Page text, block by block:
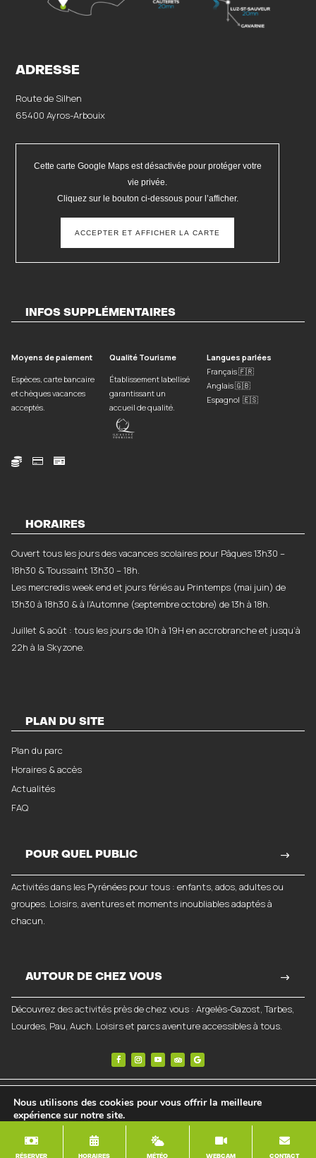
ADRESSE
Route de Silhen
65400 Ayros-Arbouix
Cette carte Google Maps est désactivée pour protéger votre
vie privée.
Cliquez sur le bouton ci-dessous pour l’afficher.
ACCEPTER ET AFFICHER LA CARTE
INFOS SUPPLÉMENTAIRES
Moyens de paiement
Espèces, carte bancaire
et chèques vacances
acceptés.
  
Qualité Tourisme
Établissement labellisé
garantissant un
accueil de qualité.
Langues parlées
Français 🇫🇷
Anglais 🇬🇧
Espagnol 🇪🇸
HORAIRES
Ouvert tous les jours des vacances scolaires pour Pâques 13h30 –
18h30 & Toussaint 13h30 – 18h.
Les mercredis week end et jours fériés au Printemps (mai juin) de
13h30 à 18h30 & à l’Automne (septembre octobre) de 13h à 18h.
Juillet & août : tous les jours de 10h à 19H en accrobranche et jusqu’à
22h à la Skyzone.
PLAN DU SITE
Plan du parc
Horaires & accès
Actualités
FAQ
POUR QUEL PUBLIC
Activités dans les Pyrénées pour tous : enfants, ados, adultes ou
groupes. Loisirs, aventures et moments inoubliables adaptés à
chacun.
AUTOUR DE CHEZ VOUS
Découvrez des activités près de chez vous : Argelès-Gazost, Tarbes,
Lourdes, Pau, Auch. Loisirs et parcs aventure accessibles à tous.
Mentions légales|Politique de confidentialité |Conditions générales de vente

RÉSERVER

HORAIRES

MÉTÉO

WEBCAM

CONTACT

RÉSERVER

HORAIRES

MÉTÉO

WEBCAM

CONTACT
Nous utilisons des cookies pour vous offrir la meilleure
expérience sur notre site.
Accepter Rejeter Réglages